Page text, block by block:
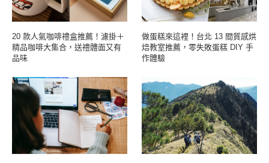
20 款人氣咖啡禮盒推薦！濾掛＋
精品咖啡大集合，送禮體面又有
品味
做蛋糕來這裡！台北 13 間質感烘
焙教室推薦，零失敗蛋糕 DIY 手
作體驗